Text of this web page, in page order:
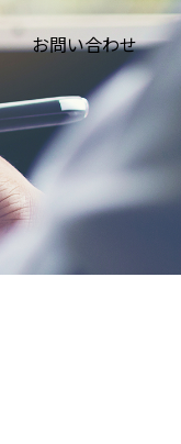
お問い合わせ